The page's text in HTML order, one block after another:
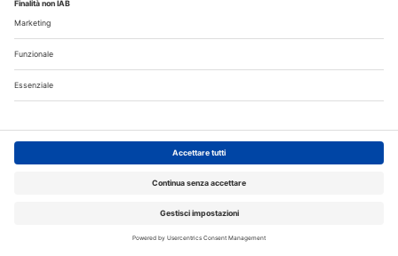
AZIENDE
L’ imaging 3D nella pratica clinica
L’esperienza del prof. Marco Martignoni con le soluzioni di
imaging Dürr Dental: semplifica la selezione del protocollo e